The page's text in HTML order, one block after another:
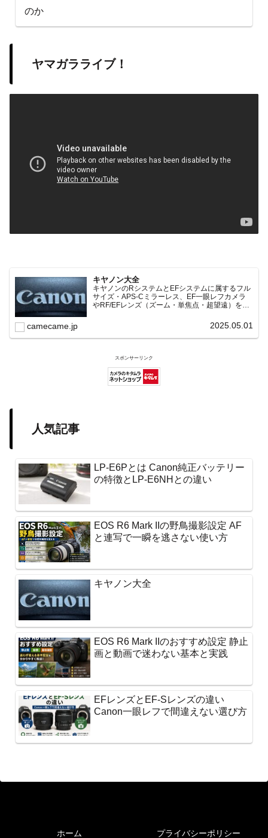
のか
ヤマガラライブ！
キヤノン大全
キヤノンのRシステムとEFシステムに属するフル
サイズ・APS-Cミラーレス、EF一眼レフカメラ
やRF/EFレンズ（ズーム・単焦点・超望遠）をカ
常に機種の内部リンク設計で回遊性向上と快適表
camecame.jp 2025.05.01
スポンサーリンク
人気記事
LP-E6Pとは Canon純正バッテリー
の特徴とLP-E6NHとの違い
EOS R6 Mark IIの野鳥撮影設定 AF
と連写で一瞬を逃さない使い方
キヤノン大全
EOS R6 Mark IIのおすすめ設定 静止
画と動画で迷わない基本と実践
EFレンズとEF-Sレンズの違い
Canon一眼レフで間違えない選び方
ホーム プライバシーポリシー